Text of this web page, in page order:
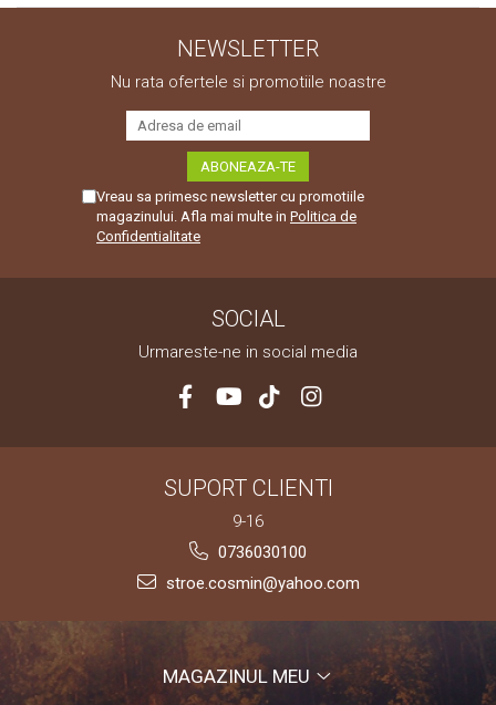
NEWSLETTER
Nu rata ofertele si promotiile noastre
Vreau sa primesc newsletter cu promotiile
magazinului. Afla mai multe in Politica de
Confidentialitate
SOCIAL
Urmareste-ne in social media
SUPORT CLIENTI
9-16
0736030100
stroe.cosmin@yahoo.com
MAGAZINUL MEU